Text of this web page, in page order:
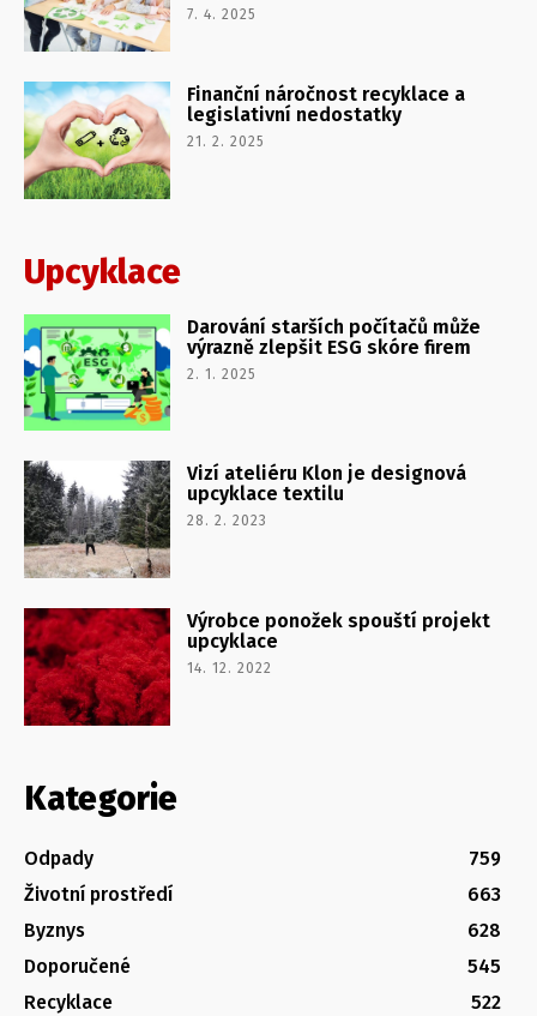
7. 4. 2025
Finanční náročnost recyklace a
legislativní nedostatky
21. 2. 2025
Upcyklace
Darování starších počítačů může
výrazně zlepšit ESG skóre firem
2. 1. 2025
Vizí ateliéru Klon je designová
upcyklace textilu
28. 2. 2023
Výrobce ponožek spouští projekt
upcyklace
14. 12. 2022
Kategorie
Odpady
759
Životní prostředí
663
Byznys
628
Doporučené
545
Recyklace
522